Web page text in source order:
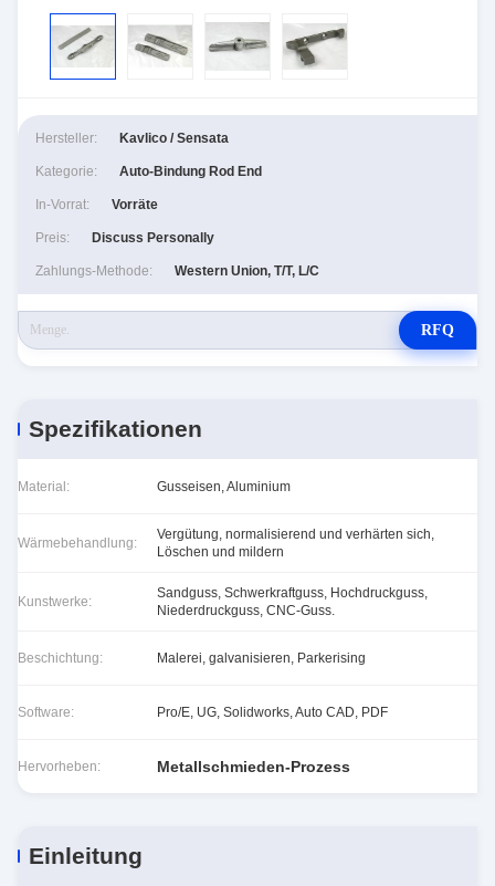
Hersteller: Kavlico / Sensata
Kategorie: Auto-Bindung Rod End
In-Vorrat: Vorräte
Preis: Discuss Personally
Zahlungs-Methode: Western Union, T/T, L/C
RFQ
Spezifikationen
Material: Gusseisen, Aluminium
Wärmebehandlung:
Vergütung, normalisierend und verhärten sich,
Löschen und mildern
Kunstwerke:
Sandguss, Schwerkraftguss, Hochdruckguss,
Niederdruckguss, CNC-Guss.
Beschichtung: Malerei, galvanisieren, Parkerising
Software: Pro/E, UG, Solidworks, Auto CAD, PDF
Hervorheben: Metallschmieden-Prozess
Einleitung